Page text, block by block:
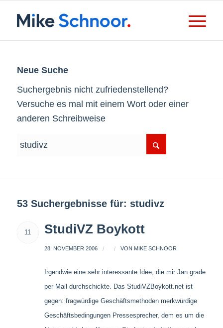
Neue Suche
Suchergebnis nicht zufriedenstellend?
Versuche es mal mit einem Wort oder einer
anderen Schreibweise
53 Suchergebnisse für: studivz
11 StudiVZ Boykott
28. NOVEMBER 2006 / / VON MIKE SCHNOOR
Irgendwie eine sehr interessante Idee, die mir Jan grade
per Mail durchschickte. Das StudiVZBoykott.net ist
gegen: fragwürdige Geschäftsmethoden merkwürdige
Geschäftsbedingungen Pressesprecher, dem es um die